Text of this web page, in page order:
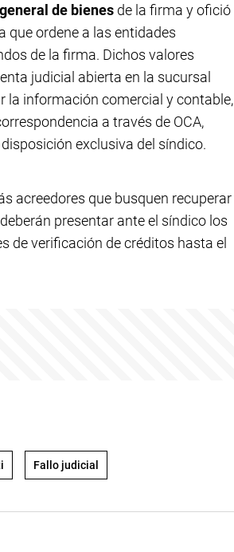
de bienes de la firma y ofició
que ordene a las entidades
de la firma. Dichos valores
judicial abierta en la sucursal
la información comercial y contable,
a través de OCA,
exclusiva del síndico.
acreedores que busquen recuperar
presentar ante el síndico los
de verificación de créditos hasta el
Fallo judicial